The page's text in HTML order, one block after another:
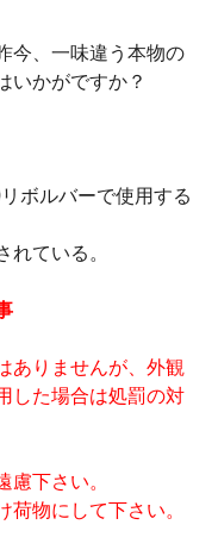
今、一味違う本物の
いかがですか？
ボルバーで使用する
れている。
ありませんが、外観
した場合は処罰の対
慮下さい。
物にして下さい。